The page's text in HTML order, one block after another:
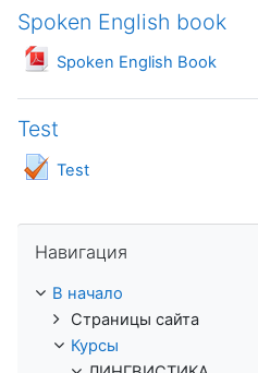
Spoken English book
Spoken English Book
Файл
Test
Test
Тест
Навигация
В начало
Страницы сайта
Курсы